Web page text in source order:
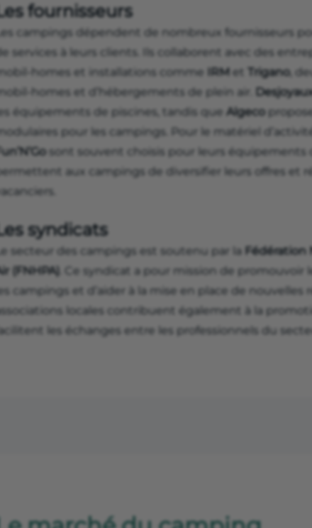
fournisseurs
campings dépendent de nombreux fournisseurs
services à leurs clients. Ils collaborent avec des
homes et installations comme IRM et Trigano,
homes et d’hébergements de plein air.
équipements de piscines, tandis que Algeco
pour les campings. Pour le matériel
sont souvent choisis pour leurs équipements
aux campings de diversifier leurs offres et
syndicats
secteur des campings est soutenu par la Fédération
(FNHPA) . Ce syndicat a pour mission de
campings et d’aider à la mise en place de
locales contribuent également à la
les échanges entre les professionnels du